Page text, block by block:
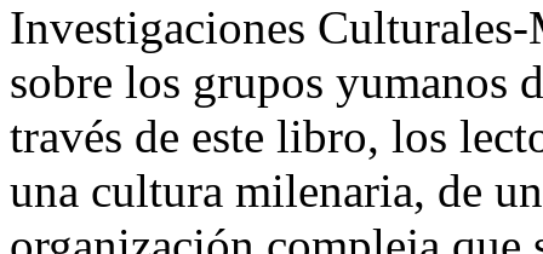
Investigaciones
sobre los grupos yumanos
través de este libro, los
una cultura milenaria, de